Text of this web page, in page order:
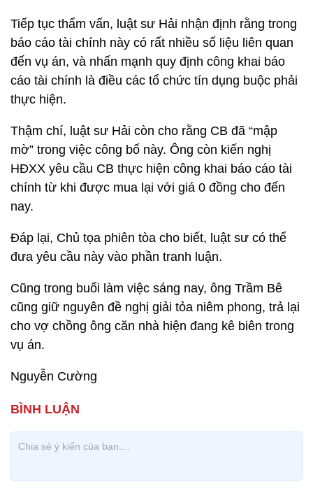
Tiếp tục thẩm vấn, luật sư Hải nhận định rằng trong
báo cáo tài chính này có rất nhiều số liệu liên quan
đến vụ án, và nhấn mạnh quy định công khai báo
cáo tài chính là điều các tổ chức tín dụng buộc phải
thực hiện.
Thậm chí, luật sư Hải còn cho rằng CB đã “mập
mờ” trong việc công bố này. Ông còn kiến nghị
HĐXX yêu cầu CB thực hiện công khai báo cáo tài
chính từ khi được mua lại với giá 0 đồng cho đến
nay.
Đáp lại, Chủ tọa phiên tòa cho biết, luật sư có thể
đưa yêu cầu này vào phần tranh luận.
Cũng trong buổi làm việc sáng nay, ông Trầm Bê
cũng giữ nguyên đề nghị giải tỏa niêm phong, trả lại
cho vợ chồng ông căn nhà hiện đang kê biên trong
vụ án.
Nguyễn Cường